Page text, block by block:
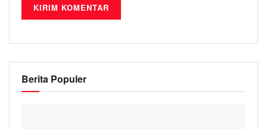
Berita Populer